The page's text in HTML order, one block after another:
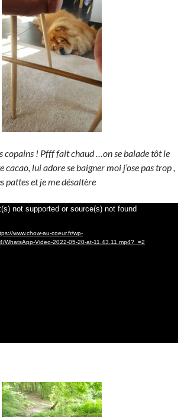
copains ! Pfff fait chaud …on se balade tôt le
lui adore se baigner moi j’ose pas trop ,
pattes et je me désaltère
not supported or source(s) not found
www.chow-au-coeur.fr/wp-
WhatsApp-Video-2022-05-20-at-11.43.11.mp4?_=2